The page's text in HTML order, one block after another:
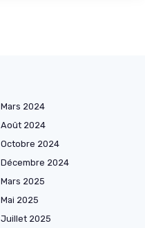
Mars 2024
Août 2024
Octobre 2024
Décembre 2024
Mars 2025
Mai 2025
Juillet 2025